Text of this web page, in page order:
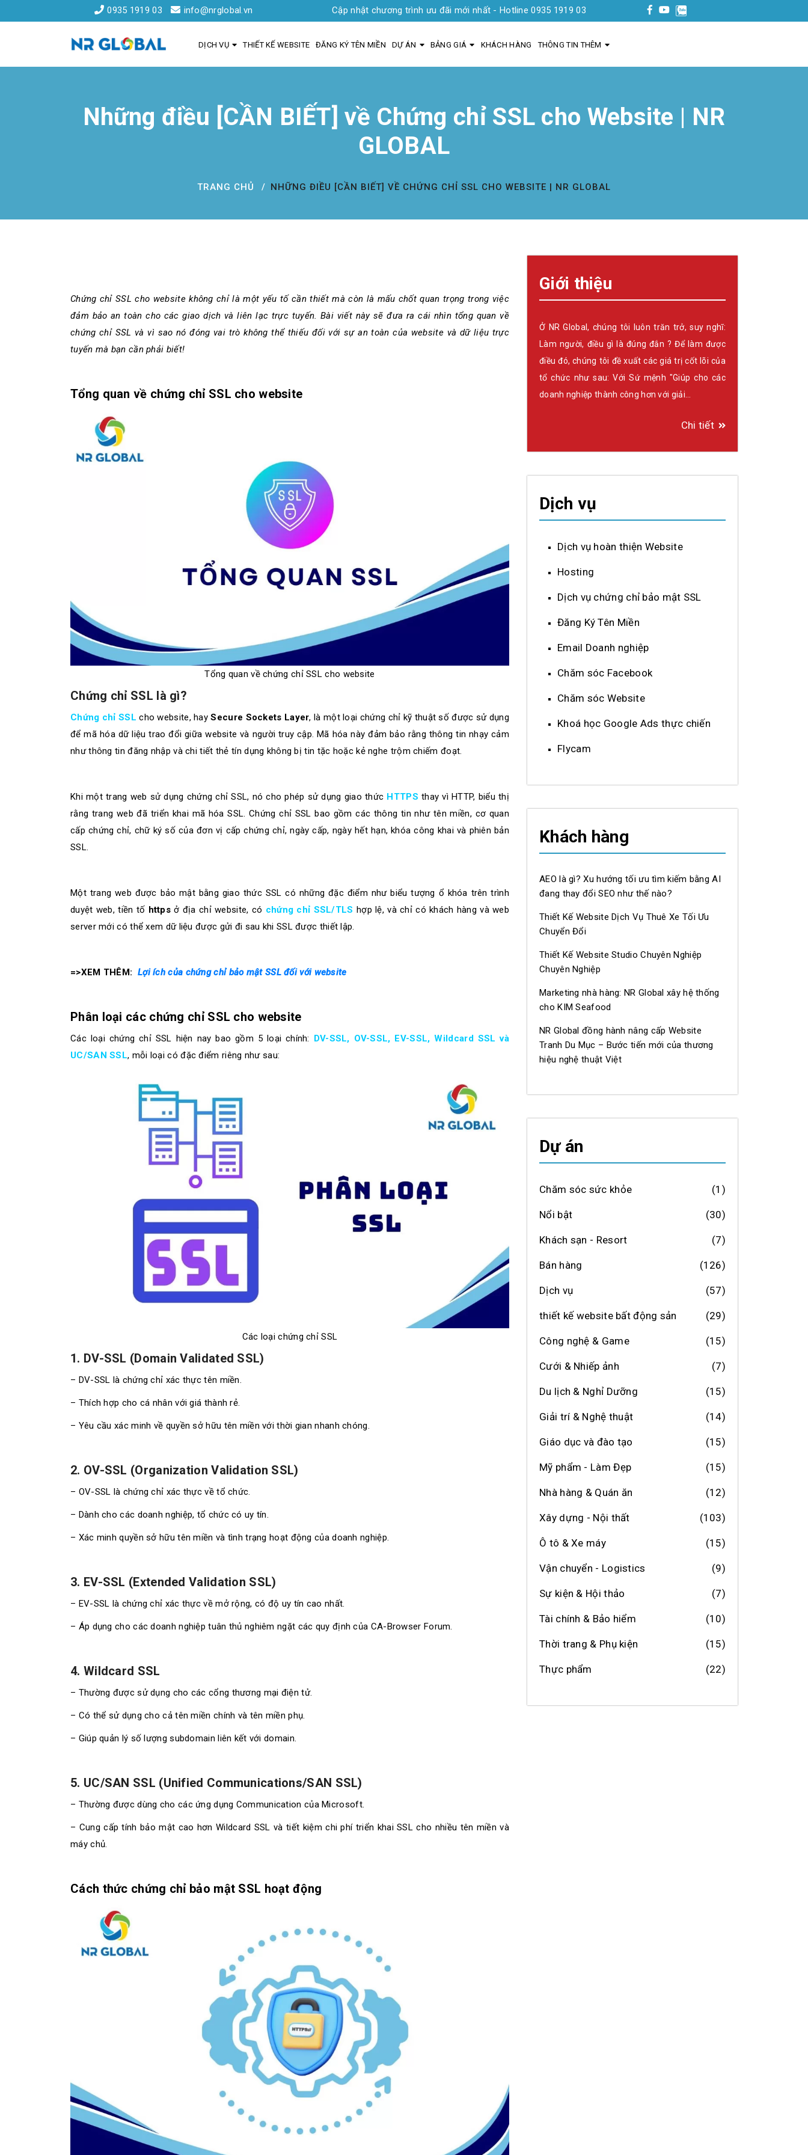
0935 1919 03 info@nrglobal.vn Cập nhật chương trình ưu đãi mới nhất - Hotline 0935 1919 03
DỊCH VỤ THIẾT KẾ WEBSITE ĐĂNG KÝ TÊN MIỀN DỰ ÁN BẢNG GIÁ KHÁCH HÀNG THÔNG TIN THÊM
Những điều [CẦN BIẾT] về Chứng chỉ SSL cho Website | NR
GLOBAL
TRANG CHỦ NHỮNG ĐIỀU [CẦN BIẾT] VỀ CHỨNG CHỈ SSL CHO WEBSITE | NR GLOBAL
Chứng chỉ SSL cho website không chỉ là một yếu tố cần thiết mà còn là mấu chốt quan trọng trong việc
đảm bảo an toàn cho các giao dịch và liên lạc trực tuyến. Bài viết này sẽ đưa ra cái nhìn tổng quan về
chứng chỉ SSL và vì sao nó đóng vai trò không thể thiếu đối với sự an toàn của website và dữ liệu trực
tuyến mà bạn cần phải biết!
Tổng quan về chứng chỉ SSL cho website
Tổng quan về chứng chỉ SSL cho website
Chứng chỉ SSL là gì?
Chứng chỉ SSL cho website, haySecure Sockets Layer, là một loại chứng chỉ kỹ thuật số được sử dụng
để mã hóa dữ liệu trao đổi giữa website và người truy cập. Mã hóa này đảm bảo rằng thông tin nhạy cảm
như thông tin đăng nhập và chi tiết thẻ tín dụng không bị tin tặc hoặc kẻ nghe trộm chiếm đoạt.
Khi một trang web sử dụng chứng chỉ SSL, nó cho phép sử dụng giao thức HTTPSthay vì HTTP, biểu thị
rằng trang web đã triển khai mã hóa SSL. Chứng chỉ SSL bao gồm các thông tin như tên miền, cơ quan
cấp chứng chỉ, chữ ký số của đơn vị cấp chứng chỉ, ngày cấp, ngày hết hạn, khóa công khai và phiên bản
SSL.
Một trang web được bảo mật bằng giao thức SSL có những đặc điểm như biểu tượng ổ khóa trên trình
duyệt web, tiền tố https ở địa chỉ website, có chứng chỉ SSL/TLS hợp lệ, và chỉ có khách hàng và web
server mới có thể xem dữ liệu được gửi đi sau khi SSL được thiết lập.
=>XEM THÊM: Lợi ích của chứng chỉ bảo mật SSL đối với website
Phân loại các chứng chỉ SSL cho website
Các loại chứng chỉ SSL hiện nay bao gồm 5 loại chính: DV-SSL, OV-SSL, EV-SSL, Wildcard SSL và
UC/SAN SSL, mỗi loại có đặc điểm riêng như sau:
Các loại chứng chỉ SSL
1. DV-SSL (Domain Validated SSL)
– DV-SSL là chứng chỉ xác thực tên miền.
– Thích hợp cho cá nhân với giá thành rẻ.
– Yêu cầu xác minh về quyền sở hữu tên miền với thời gian nhanh chóng.
2. OV-SSL (Organization Validation SSL)
– OV-SSL là chứng chỉ xác thực về tổ chức.
– Dành cho các doanh nghiệp, tổ chức có uy tín.
– Xác minh quyền sở hữu tên miền và tình trạng hoạt động của doanh nghiệp.
3. EV-SSL (Extended Validation SSL)
– EV-SSL là chứng chỉ xác thực về mở rộng, có độ uy tín cao nhất.
– Áp dụng cho các doanh nghiệp tuân thủ nghiêm ngặt các quy định của CA-Browser Forum.
4. Wildcard SSL
– Thường được sử dụng cho các cổng thương mại điện tử.
– Có thể sử dụng cho cả tên miền chính và tên miền phụ.
– Giúp quản lý số lượng subdomain liên kết với domain.
5. UC/SAN SSL (Unified Communications/SAN SSL)
– Thường được dùng cho các ứng dụng Communication của Microsoft.
– Cung cấp tính bảo mật cao hơn Wildcard SSL và tiết kiệm chi phí triển khai SSL cho nhiều tên miền và
máy chủ.
Cách thức chứng chỉ bảo mật SSL hoạt động
Giới thiệu
Ở NR Global, chúng tôi luôn trăn trở, suy nghĩ:
Làm người, điều gì là đúng đắn ? Để làm được
điều đó, chúng tôi đề xuất các giá trị cốt lõi của
tổ chức như sau: Với Sứ mệnh "Giúp cho các
doanh nghiệp thành công hơn với giải…
Chi tiết
Dịch vụ
Dịch vụ hoàn thiện Website
Hosting
Dịch vụ chứng chỉ bảo mật SSL
Đăng Ký Tên Miền
Email Doanh nghiệp
Chăm sóc Facebook
Chăm sóc Website
Khoá học Google Ads thực chiến
Flycam
Khách hàng
AEO là gì? Xu hướng tối ưu tìm kiếm bằng AI
đang thay đổi SEO như thế nào?
Thiết Kế Website Dịch Vụ Thuê Xe Tối Ưu
Chuyển Đổi
Thiết Kế Website Studio Chuyên Nghiệp
Chuyên Nghiệp
Marketing nhà hàng: NR Global xây hệ thống
cho KIM Seafood
NR Global đồng hành nâng cấp Website
Tranh Du Mục – Bước tiến mới của thương
hiệu nghệ thuật Việt
Dự án
Chăm sóc sức khỏe (1)
Nổi bật (30)
Khách sạn - Resort (7)
Bán hàng (126)
Dịch vụ (57)
thiết kế website bất động sản (29)
Công nghệ & Game (15)
Cưới & Nhiếp ảnh (7)
Du lịch & Nghỉ Dưỡng (15)
Giải trí & Nghệ thuật (14)
Giáo dục và đào tạo (15)
Mỹ phẩm - Làm Đẹp (15)
Nhà hàng & Quán ăn (12)
Xây dựng - Nội thất (103)
Ô tô & Xe máy (15)
Vận chuyển - Logistics (9)
Sự kiện & Hội thảo (7)
Tài chính & Bảo hiểm (10)
Thời trang & Phụ kiện (15)
Thực phẩm (22)